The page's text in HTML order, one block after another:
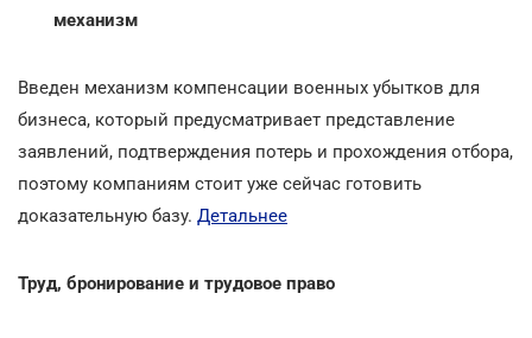
механизм
Введен механизм компенсации военных убытков для
бизнеса, который предусматривает представление
заявлений, подтверждения потерь и прохождения отбора,
поэтому компаниям стоит уже сейчас готовить
доказательную базу. Детальнее
Труд, бронирование и трудовое право